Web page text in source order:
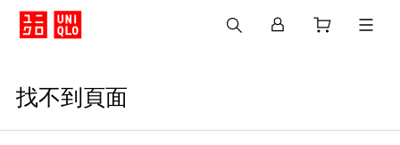
找不到頁面